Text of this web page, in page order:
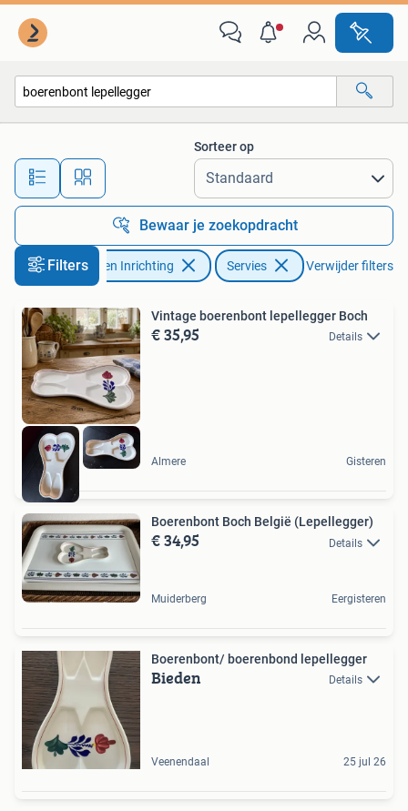
Alle afstanden…
Sorteer op
Bewaar je zoekopdracht
FiltersHuis en Inrichting Servies Verwijder filters
Vintage boerenbont lepellegger Boch
€ 35,95 Details
Almere Gisteren
Boerenbont Boch België (Lepellegger)
€ 34,95 Details
Muiderberg Eergisteren
Boerenbont/ boerenbond lepellegger
Bieden Details
Veenendaal 25 jul 26